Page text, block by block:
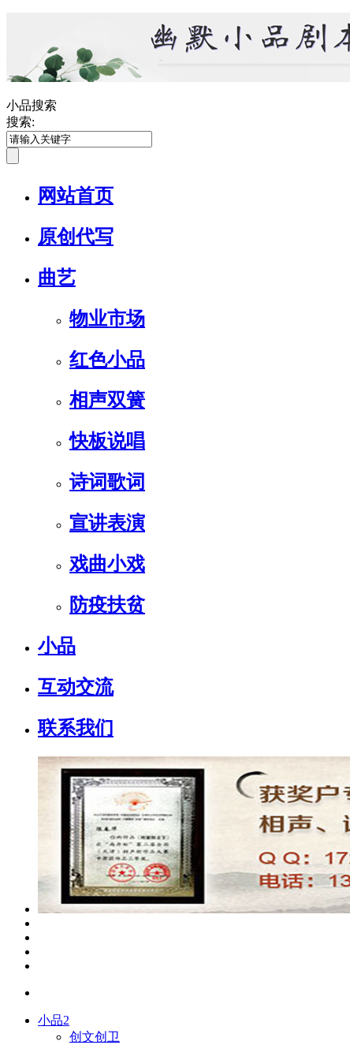
小品搜索
搜索:
网站首页
原创代写
曲艺
物业市场
红色小品
相声双簧
快板说唱
诗词歌词
宣讲表演
戏曲小戏
防疫扶贫
小品
互动交流
联系我们
小品2
创文创卫